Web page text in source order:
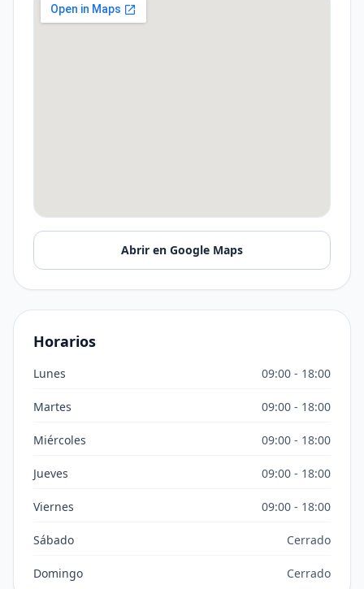
Abrir en Google Maps
Horarios
Lunes 09:00 - 18:00
Martes 09:00 - 18:00
Miércoles 09:00 - 18:00
Jueves 09:00 - 18:00
Viernes 09:00 - 18:00
Sábado Cerrado
Domingo Cerrado